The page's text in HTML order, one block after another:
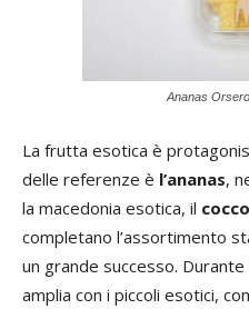
Ananas
La frutta esotica è
delle referenze è l’ananas,
la macedonia esotica, il cocco
completano l’assortimento
un grande successo.
amplia con i piccoli esotici,